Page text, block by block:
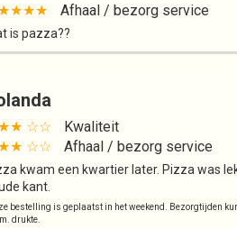
Afhaal / bezorg service
is pazza??
☆☆
Kwaliteit
☆☆
Afhaal / bezorg service
kwam een kwartier later. Pizza was
kant.
bestelling is geplaatst in het weekend. Bezorgtijden
drukte.